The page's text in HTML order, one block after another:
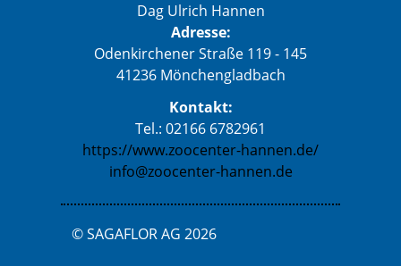
Dag Ulrich Hannen
Adresse:
Odenkirchener Straße 119 - 145
41236 Mönchengladbach
Kontakt:
Tel.: 02166 6782961
https://www.zoocenter-hannen.de/
info@zoocenter-hannen.de
© SAGAFLOR AG 2026